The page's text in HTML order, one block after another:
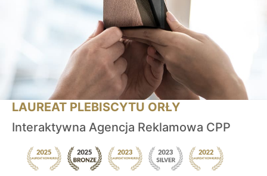
LAUREAT PLEBISCYTU ORŁY
Interaktywna Agencja Reklamowa CPP